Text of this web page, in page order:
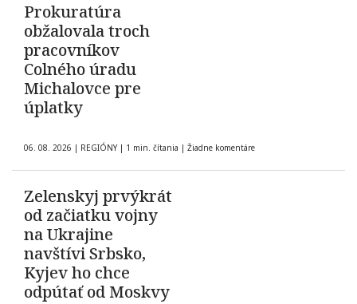
Prokuratúra
obžalovala troch
pracovníkov
Colného úradu
Michalovce pre
úplatky
06. 08. 2026 | REGIÓNY | 1 min. čítania | Žiadne komentáre
Zelenskyj prvýkrát
od začiatku vojny
na Ukrajine
navštívi Srbsko,
Kyjev ho chce
odpútať od Moskvy